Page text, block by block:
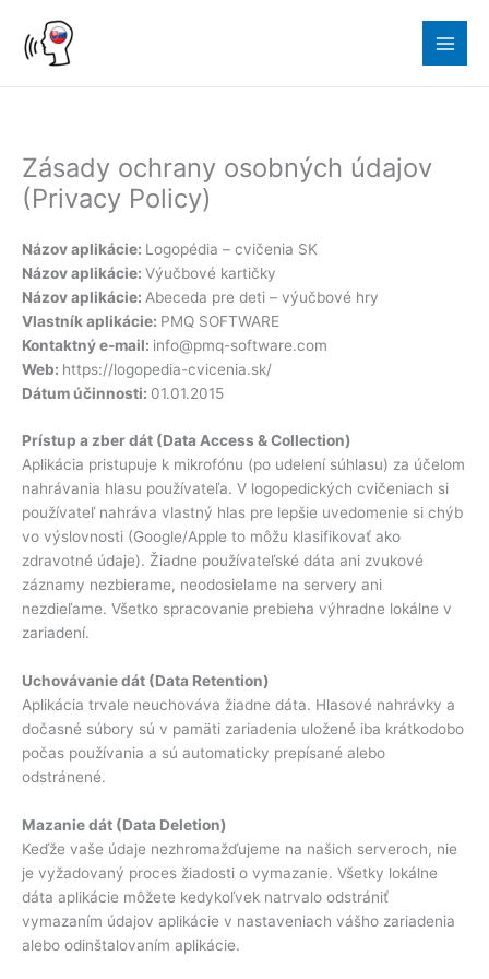
content
Zásady ochrany osobných údajov
(Privacy Policy)
Názov aplikácie: Logopédia – cvičenia SK
Názov aplikácie: Výučbové kartičky
Názov aplikácie: Abeceda pre deti – výučbové hry
Vlastník aplikácie: PMQ SOFTWARE
Kontaktný e-mail: info@pmq-software.com
Web: https://logopedia-cvicenia.sk/
Dátum účinnosti: 01.01.2015
Prístup a zber dát (Data Access & Collection)
Aplikácia pristupuje k mikrofónu (po udelení súhlasu) za účelom
nahrávania hlasu používateľa. V logopedických cvičeniach si
používateľ nahráva vlastný hlas pre lepšie uvedomenie si chýb
vo výslovnosti (Google/Apple to môžu klasifikovať ako
zdravotné údaje). Žiadne používateľské dáta ani zvukové
záznamy nezbierame, neodosielame na servery ani
nezdieľame. Všetko spracovanie prebieha výhradne lokálne v
zariadení.
Uchovávanie dát (Data Retention)
Aplikácia trvale neuchováva žiadne dáta. Hlasové nahrávky a
dočasné súbory sú v pamäti zariadenia uložené iba krátkodobo
počas používania a sú automaticky prepísané alebo
odstránené.
Mazanie dát (Data Deletion)
Keďže vaše údaje nezhromažďujeme na našich serveroch, nie
je vyžadovaný proces žiadosti o vymazanie. Všetky lokálne
dáta aplikácie môžete kedykoľvek natrvalo odstrániť
vymazaním údajov aplikácie v nastaveniach vášho zariadenia
alebo odinštalovaním aplikácie.